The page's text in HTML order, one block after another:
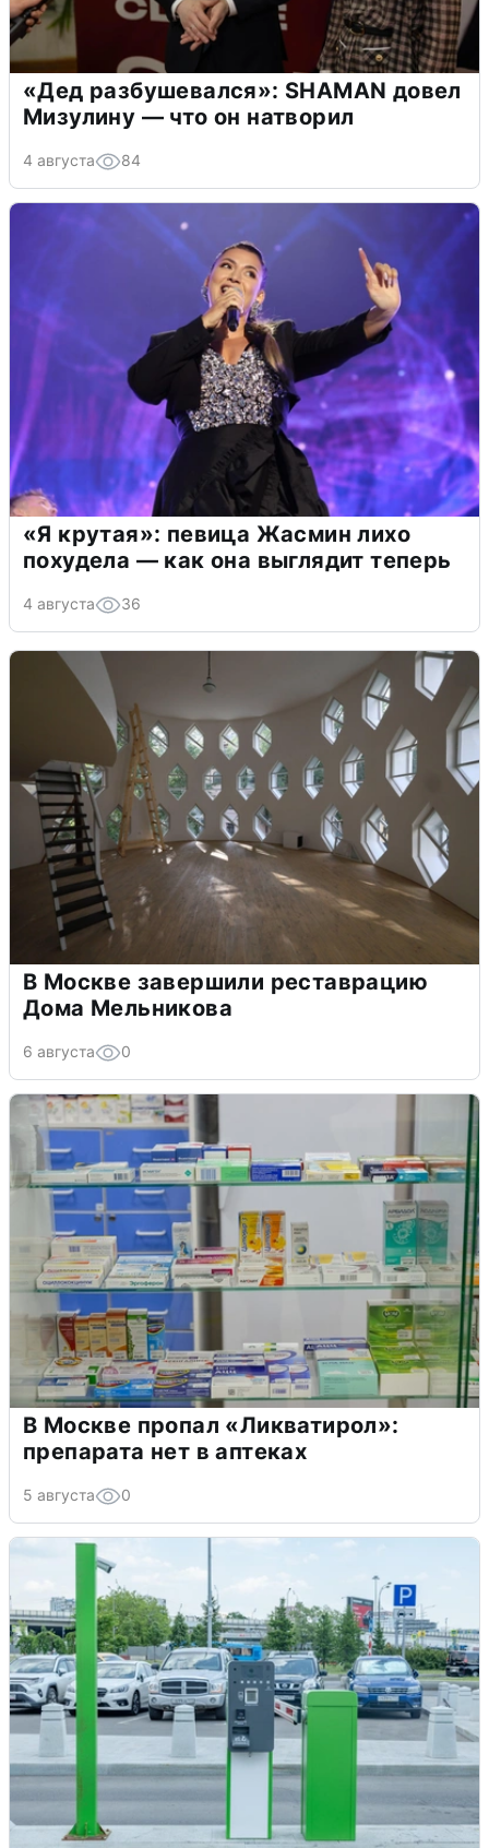
«Дед разбушевался»: SHAMAN довел
Мизулину — что он натворил
4 августа 84
«Я крутая»: певица Жасмин лихо
похудела — как она выглядит теперь
4 августа 36
В Москве завершили реставрацию
Дома Мельникова
6 августа 0
В Москве пропал «Ликватирол»:
препарата нет в аптеках
5 августа 0